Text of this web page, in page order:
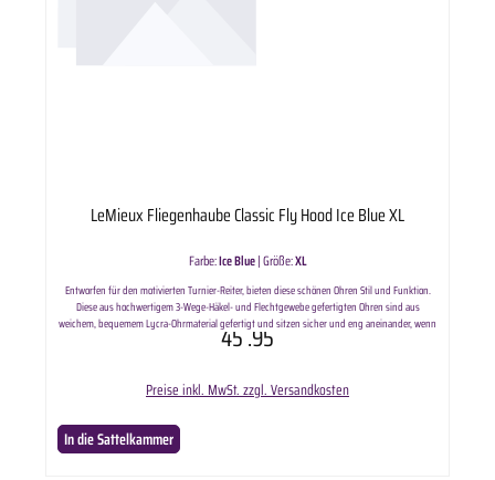
LeMieux Fliegenhaube Classic Fly Hood Ice Blue XL
Farbe:Ice Blue|Größe:XL
Entworfen für den motivierten Turnier-Reiter, bieten diese schönen Ohren Stil und Funktion.
Diese aus hochwertigem 3-Wege-Häkel- und Flechtgewebe gefertigten Ohren sind aus
weichem, bequemem Lycra-Ohrmaterial gefertigt und sitzen sicher und eng aneinander, wenn
sie unter einem Zaumzeug getragen werden.
45.95
Preise inkl. MwSt. zzgl. Versandkosten
In die Sattelkammer